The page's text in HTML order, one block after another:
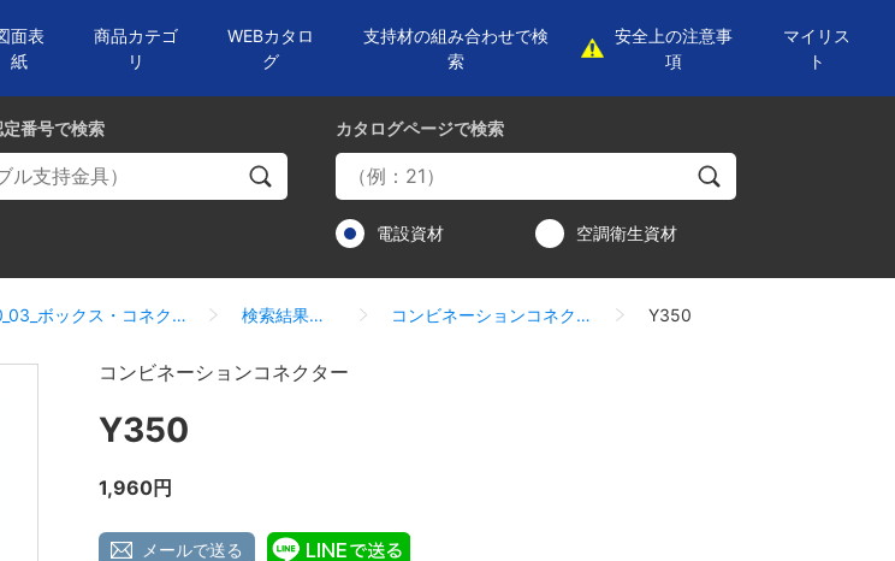
面表
紙
商品カテゴ
リ
WEBカタロ
グ
支持材の組み合わせで検
索
安全上の注意事
項
マイリス
ト
カタログページで検索
電設資材 空調衛生資材
番号で検索
09_10_03_ボックス・コネクター 検索結果一覧 コンビネーションコネクター Y350
コンビネーションコネクター
Y350
1,960円
メールで送る